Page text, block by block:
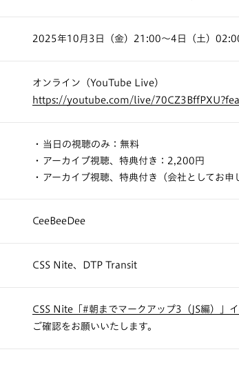
2025年10月3日（金）21:00〜4日（土）
オンライン（YouTube Live）
https://youtube.com/live/
当日の視聴のみ：無料
アーカイブ視聴、特典付き：2,200円
アーカイブ視聴、特典付き（会社としてお
CeeBeeDee
CSS Nite、DTP Transit
CSS Nite「#朝までマークアップ3（JS編）」
ご確認をお願いいたします。